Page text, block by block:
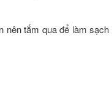
nên tắm qua để làm sạch